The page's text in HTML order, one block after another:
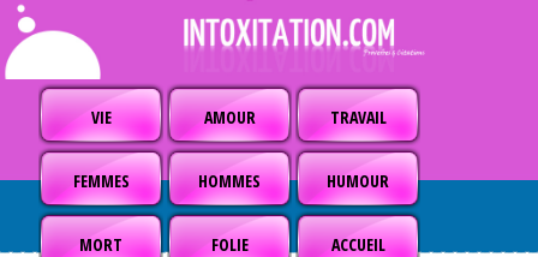
VIE AMOUR TRAVAIL
FEMMES HOMMES HUMOUR
MORT FOLIE ACCUEIL